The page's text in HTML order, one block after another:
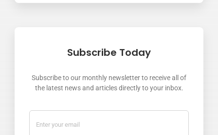
Subscribe Today
Subscribe to our monthly newsletter to receive all of
the latest news and articles directly to your inbox.